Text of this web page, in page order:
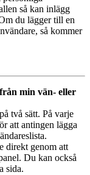
så kan inlägg
du lägger till en
så kommer
min vän- eller
två sätt. På varje
att antingen lägga
direkt genom att
Du kan också
sida.